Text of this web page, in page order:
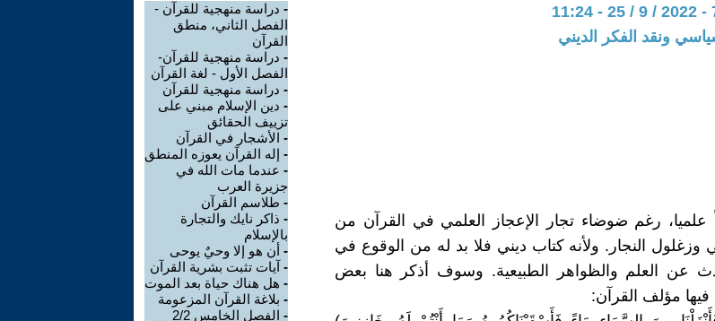
ونقد الفكر الديني
علميا، رغم ضوضاء تجار الإعجاز العلمي في القرآن من
وزغلول النجار. ولأنه كتاب ديني فلا بد له من الوقوع في
عن العلم والظواهر الطبيعية. وسوف أذكر هنا بعض
فيها مؤلف القرآن:
- دراسة منهجية للقرآن -
الفصل الثاني، منطق
القرآن
- دراسة منهجية للقرآن-
الفصل الأول - لغة القرآن
- دراسة منهجية للقرآن
- دين الإسلام مبني على
تزييف الحقائق
- الأشجار في القرآن
- إله القرآن يعوزه المنطق
- عندما مات الله في
جزيرة العرب
- طلاسم القرآن
- ذاكر نايك والتجارة
بالإسلام
- أن هو إلا وحيٌ يوحى
- آيات تثبت بشرية القرآن
- هل هناك حياة بعد الموت
- بلاغة القرآن المزعومة
- الفصل الخامس 2/2